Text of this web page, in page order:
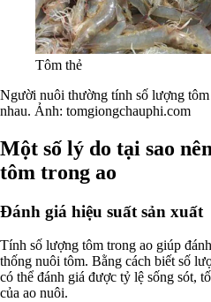
Tôm thẻ
Người nuôi thường tính số lượng
nhau. Ảnh: tomgiongchauphi.com
Một số lý do tại sao
tôm trong ao
Đánh giá hiệu suất sản xuất
Tính số lượng tôm trong ao giúp
thống nuôi tôm. Bằng cách biết số
có thể đánh giá được tỷ lệ sống sót,
của ao nuôi.